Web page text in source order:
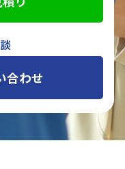
合わせ